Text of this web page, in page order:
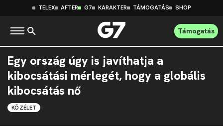
TELEX AFTER G7 KARAKTER TÁMOGATÁS SHOP
Támogatás
Egy ország úgy is javíthatja a
kibocsátási mérlegét, hogy a globális
kibocsátás nő
KÖZÉLET